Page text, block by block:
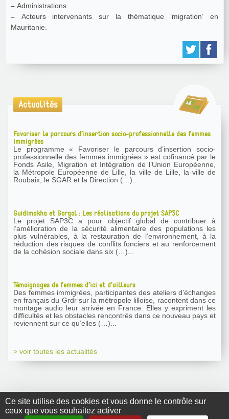
Ce site utilise des cookies et vous donne le contrôle sur
ceux que vous souhaitez activer
– Administrations
– Acteurs intervenants sur la thématique ’migration’ en
Mauritanie.
Actualités
Favoriser le parcours d’insertion socio-professionnelle des femmes
immigrées
Le programme « Favoriser le parcours d’insertion socio-
professionnelle des femmes immigrées » est cofinancé par le
Fonds Asile, Migration et Intégration de l’Union Européenne,
la Métropole Européenne de Lille, la ville de Lille, la ville de
Roubaix, le SGAR et la Direction (…)...
Guidimakha et Gorgol : Les réalisations du projet SAP3C
Le projet SAP3C a pour objectif global de contribuer à
l’amélioration de la sécurité alimentaire des populations les
plus vulnérables, à la restauration de l’environnement, à la
réduction des risques de conflits fonciers et au renforcement
de la cohésion sociale dans six (…)...
Témoignages de femmes d’ici et d’ailleurs
Des femmes immigrées, participantes des ateliers d’échanges
en français du Grdr sur la métropole lilloise, racontent dans ce
montage audio leur arrivée en France. Elles y expriment les
difficultés et les obstacles rencontrés dans ce nouveau pays et
reviennent sur ce qu’elles (…)...
> voir toutes les actualités